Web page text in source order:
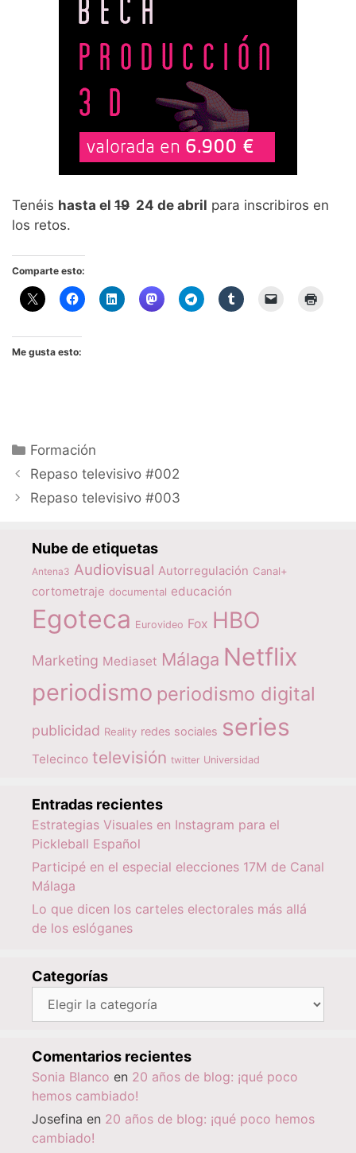
Tenéis hasta el 19 24 de abril para inscribiros en
los retos.
Comparte esto:
Me gusta esto:
Categorías
Formación
Repaso televisivo #002
Repaso televisivo #003
Nube de etiquetas
Antena3 Audiovisual Autorregulación Canal+
cortometraje documental educación
Egoteca Eurovideo Fox HBO
Marketing Mediaset Málaga Netflix
periodismo periodismo digital
publicidad Reality redes sociales series
Telecinco televisión twitter Universidad
Entradas recientes
Estrategias Visuales en Instagram para el
Pickleball Español
Participé en el especial elecciones 17M de Canal
Málaga
Lo que dicen los carteles electorales más allá
de los eslóganes
Categorías
Categorías
Comentarios recientes
Sonia Blanco en 20 años de blog: ¡qué poco
hemos cambiado!
Josefina en 20 años de blog: ¡qué poco hemos
cambiado!